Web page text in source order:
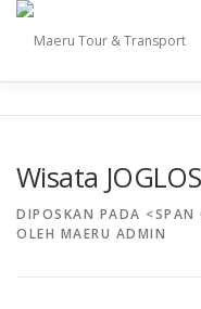
Lompat
konten
Wisata
DIPOSKAN PADA
OLEH MAERU ADMIN